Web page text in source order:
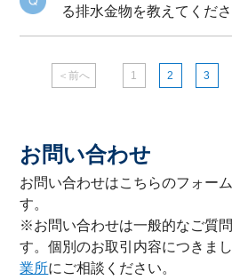
る排水金物を教えてくださ
＜前へ 1 2 3
お問い合わせ
お問い合わせはこちらのフォー
す。
※お問い合わせは一般的なご質
す。個別のお取引内容につきま
業所にご相談ください。